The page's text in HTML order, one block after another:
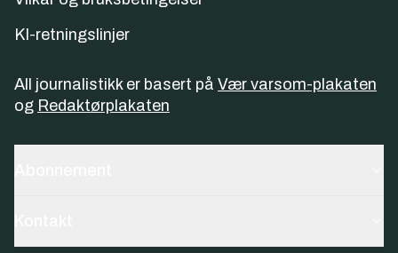
KI-retningslinjer
All journalistikk er basert på Vær varsom-plakaten
og Redaktørplakaten